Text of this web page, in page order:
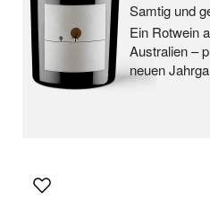
Samtig und
Ein Rotwein
Australien –
neuen